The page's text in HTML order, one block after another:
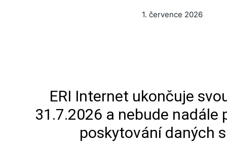
1. července 2026
ERI Internet ukončuje
31.7.2026 a nebude nadále
poskytování daných